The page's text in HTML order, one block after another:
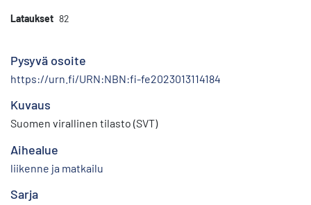
Lataukset 82
Pysyvä osoite
https://urn.fi/URN:NBN:fi-fe2023013114184
Kuvaus
Suomen virallinen tilasto (SVT)
Aihealue
liikenne ja matkailu
Sarja